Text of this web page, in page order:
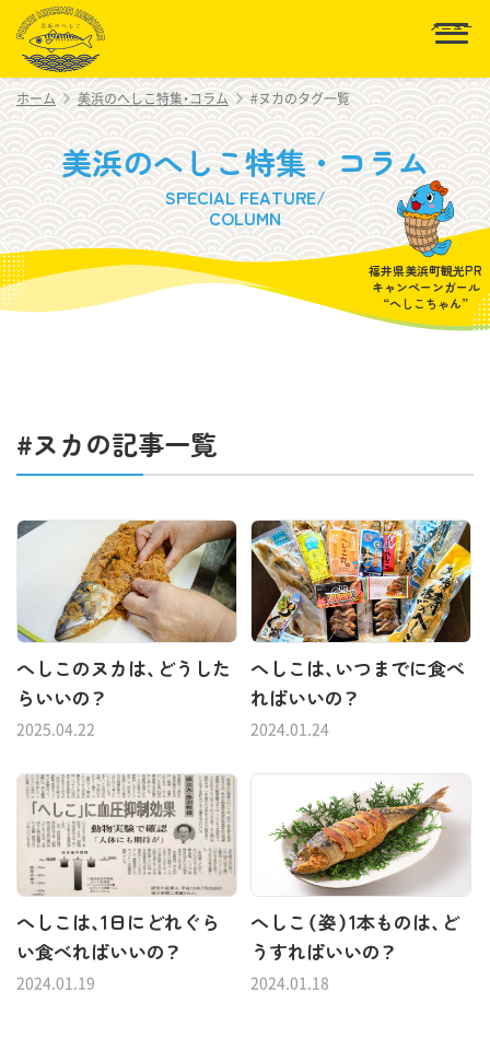
ホーム 美浜のへしこ特集・コラム #ヌカのタグ一覧
美浜のへしこ特集・コラム
SPECIAL FEATURE/
COLUMN
福井県美浜町観光PR
キャンペーンガール
“へしこちゃん”
#ヌカの記事一覧
へしこのヌカは、どうした
らいいの？
2025.04.22
へしこは、いつまでに食べ
ればいいの？
2024.01.24
へしこは、1日にどれぐら
い食べればいいの？
2024.01.19
へしこ（姿）1本ものは、ど
うすればいいの？
2024.01.18